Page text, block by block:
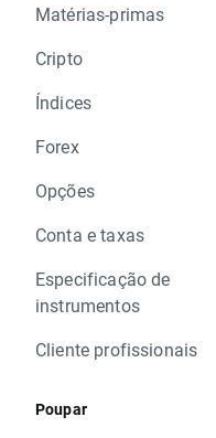
Matérias-primas
Cripto
Índices
Forex
Opções
Conta e taxas
Especificação de
instrumentos
Cliente profissionais
Poupar